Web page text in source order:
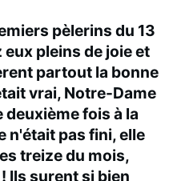
pèlerins du 13
pleins de joie et
partout la bonne
vrai, Notre-Dame
fois à la
n'était pas fini, elle
treize du mois,
Ils surent si bien